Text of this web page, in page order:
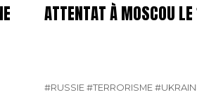
ATTENTAT À MOSCOU
#RUSSIE#TERRORISME